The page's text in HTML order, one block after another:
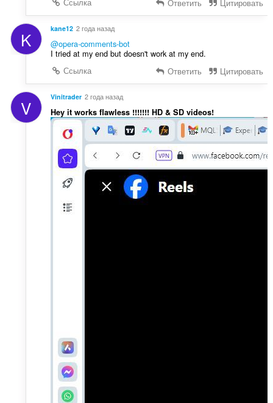
Ответить Цитировать
K kane12 2 года назад
@opera-comments-bot
I tried at my end but doesn't work at my end.
Ссылка
Ответить Цитировать
V Vinitrader 2 года назад
Hey it works flawless !!!!!!! HD & SD videos!